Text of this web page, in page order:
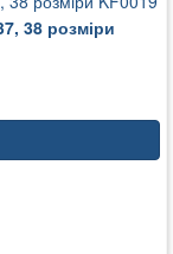
38 розміри